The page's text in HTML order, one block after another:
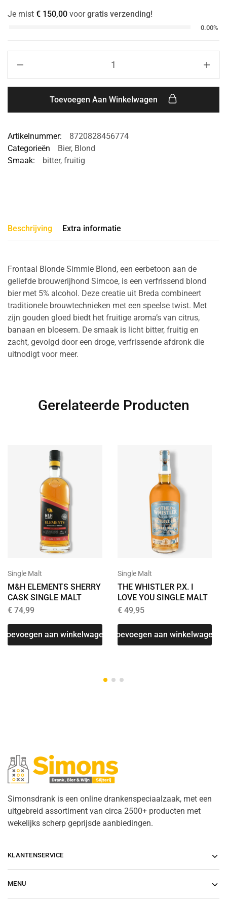
Je mist € 150,00 voorgratis verzending!
0.00%
Toevoegen Aan Winkelwagen
Artikelnummer:
8720828456774
Categorieën
Bier, Blond
Smaak:
bitter, fruitig
Beschrijving Extra informatie
Frontaal Blonde Simmie Blond, een eerbetoon aan de
geliefde brouwerijhond Simcoe, is een verfrissend blond
bier met 5% alcohol. Deze creatie uit Breda combineert
traditionele brouwtechnieken met een speelse twist. Met
zijn gouden gloed biedt het fruitige aroma’s van citrus,
banaan en bloesem. De smaak is licht bitter, fruitig en
zacht, gevolgd door een droge, verfrissende afdronk die
uitnodigt voor meer.
Gerelateerde Producten
Single Malt
M&H ELEMENTS SHERRY
CASK SINGLE MALT
€ 74,99
Toevoegen aan winkelwagen
Single Malt
THE WHISTLER P.X. I
LOVE YOU SINGLE MALT
€49,95
Toevoegen aan winkelwagen
Simonsdrank is een online drankenspeciaalzaak, met een
uitgebreid assortiment van circa 2500+ producten met
wekelijks scherp geprijsde aanbiedingen.
KLANTENSERVICE
MENU